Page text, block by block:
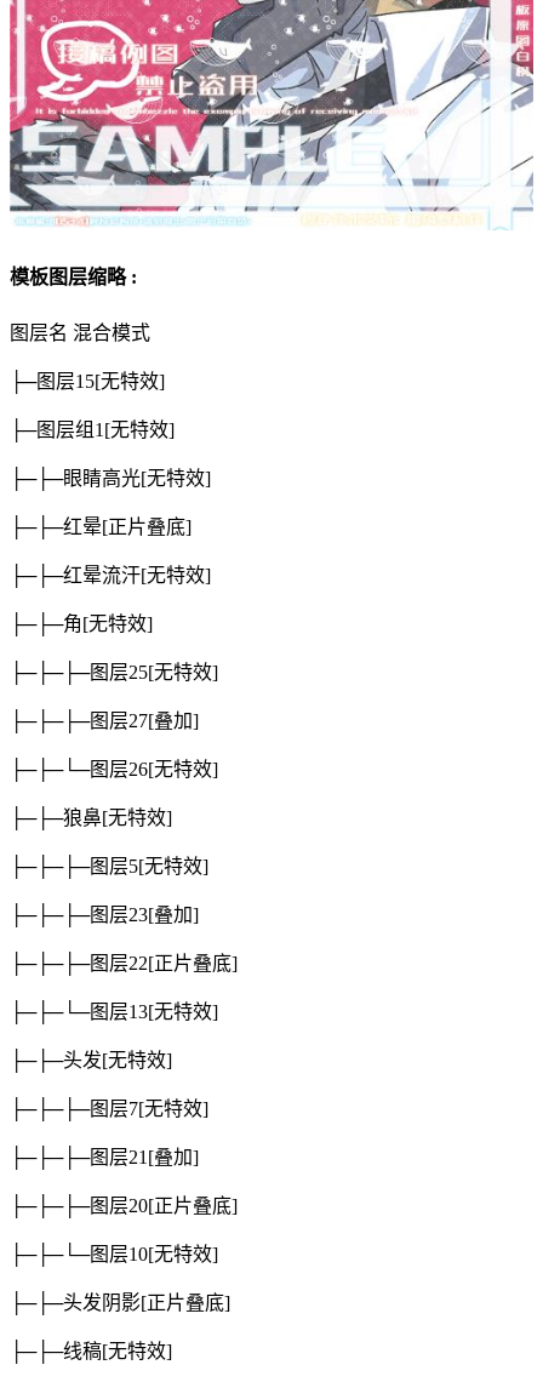
模板图层缩略 :
图层名 混合模式
├─图层15[无特效]
├─图层组1 [无特效]
├─├─眼睛高光[无特效]
├─├─红晕[正片叠底]
├─├─红晕流汗[无特效]
├─├─角[无特效]
├─├─├─图层25[无特效]
├─├─├─图层27[叠加]
├─├─└─图层26[无特效]
├─├─狼鼻[无特效]
├─├─├─图层5[无特效]
├─├─├─图层23[叠加]
├─├─├─图层22[正片叠底]
├─├─└─图层13[无特效]
├─├─头发[无特效]
├─├─├─图层7[无特效]
├─├─├─图层21 [叠加]
├─├─├─图层20[正片叠底]
├─├─└─图层10[无特效]
├─├─头发阴影[正片叠底]
├─├─线稿[无特效]